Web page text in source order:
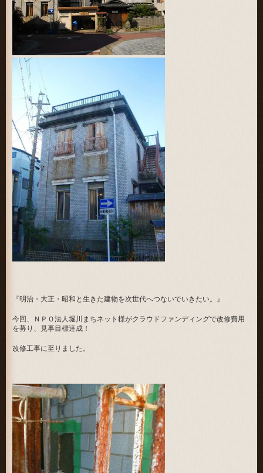
『明治・大正・昭和と生きた建物を次世代へつないでいきたい。』
今回、ＮＰＯ法人堀川まちネット様がクラウドファンディングで改修費用
を募り、見事目標達成！
改修工事に至りました。